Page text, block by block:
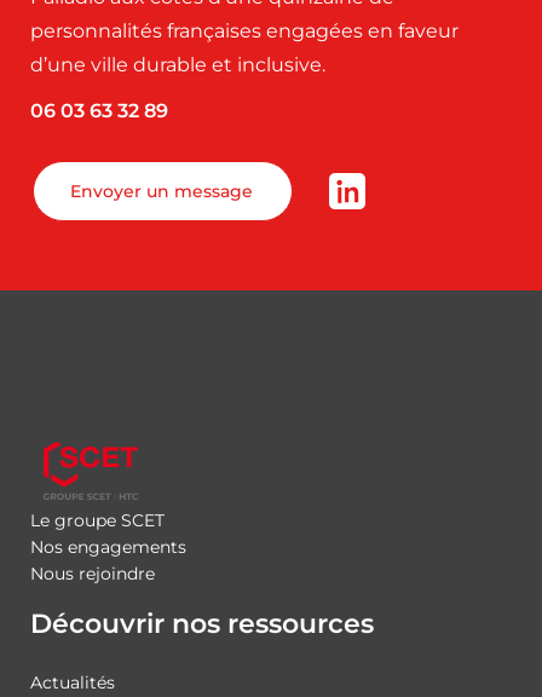
personnalités françaises engagées en faveur
d’une ville durable et inclusive.
06 03 63 32 89
Envoyer un message
Le groupe SCET
Nos engagements
Nous rejoindre
Découvrir nos ressources
Actualités